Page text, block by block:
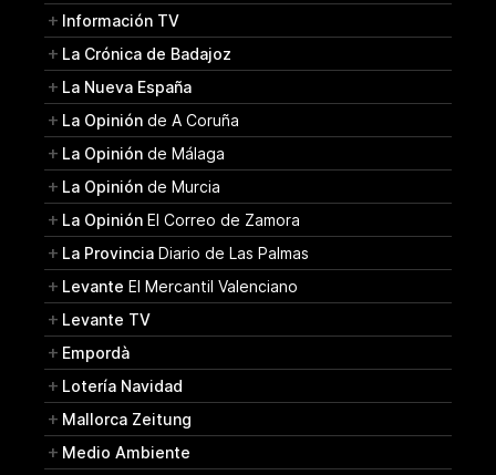
Información TV
La Crónica de Badajoz
La Nueva España
La Opinión de A Coruña
La Opinión de Málaga
La Opinión de Murcia
La Opinión El Correo de Zamora
La Provincia Diario de Las Palmas
Levante El Mercantil Valenciano
Levante TV
Empordà
Lotería Navidad
Mallorca Zeitung
Medio Ambiente